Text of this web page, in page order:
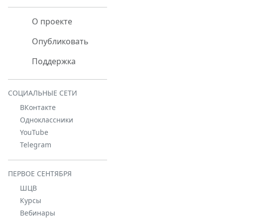
О проекте
Опубликовать
Поддержка
СОЦИАЛЬНЫЕ СЕТИ
ВКонтакте
Одноклассники
YouTube
Telegram
ПЕРВОЕ СЕНТЯБРЯ
ШЦВ
Курсы
Вебинары